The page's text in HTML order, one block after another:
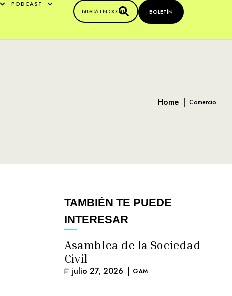
PODCAST
BOLETÍN
Home | Comercio
TAMBIÉN TE PUEDE
INTERESAR
Asamblea de la Sociedad
Civil
julio 27, 2026 | GAM